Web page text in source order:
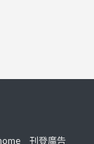
刊登廣告